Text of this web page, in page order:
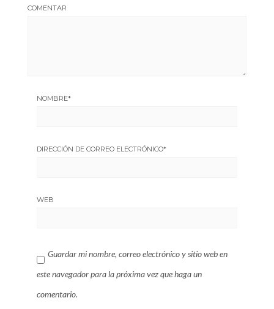
COMENTAR
NOMBRE*
DIRECCIÓN DE CORREO ELECTRÓNICO*
WEB
Guardar mi nombre, correo electrónico y sitio web en
este navegador para la próxima vez que haga un
comentario.